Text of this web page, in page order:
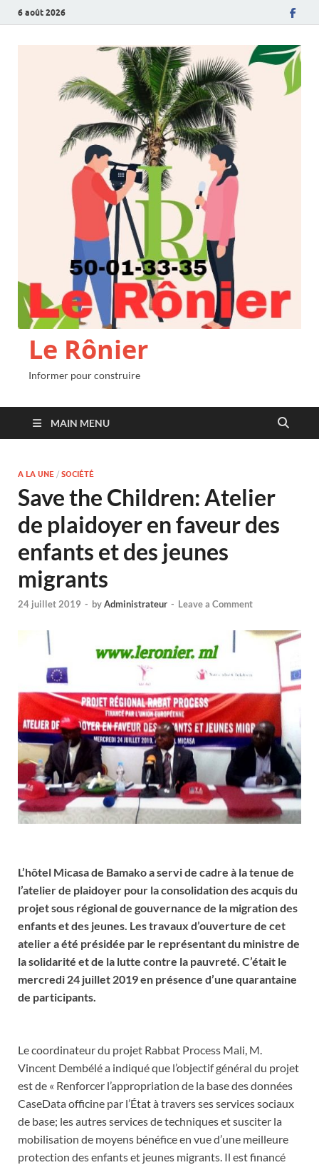
6 août 2026
Le Rônier
Informer pour construire
MAIN MENU
A LA UNE / SOCIÉTÉ
Save the Children: Atelier
de plaidoyer en faveur des
enfants et des jeunes
migrants
24 juillet 2019 - byAdministrateur - Leave a Comment
L’hôtel Micasa de Bamako a servi de cadre à la tenue de
l’atelier de plaidoyer pour la consolidation des acquis du
projet sous régional de gouvernance de la migration des
enfants et des jeunes. Les travaux d’ouverture de cet
atelier a été présidée par le représentant du ministre de
la solidarité et de la lutte contre la pauvreté. C’était le
mercredi 24 juillet 2019 en présence d’une quarantaine
de participants.
Le coordinateur du projet Rabbat Process Mali, M.
Vincent Dembélé a indiqué que l’objectif général du projet
est de « Renforcer l’appropriation de la base des données
CaseData officine par l’État à travers ses services sociaux
de base; les autres services de techniques et susciter la
mobilisation de moyens bénéfice en vue d’une meilleure
protection des enfants et jeunes migrants. Il est financé